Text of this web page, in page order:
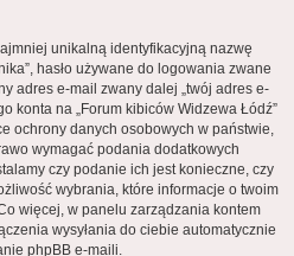
unikalną identyfikacyjną nazwę
hasło używane do logowania zwane
adres e-mail zwany dalej „twój adres e-
konta na „Forum kibiców Widzewa Łódź”
ochrony danych osobowych w państwie,
wymagać podania dodatkowych
czy podanie ich jest konieczne, czy
wybrania, które informacje o twoim
więcej, w panelu zarządzania kontem
wysyłania do ciebie automatycznie
phpBB e-maili.